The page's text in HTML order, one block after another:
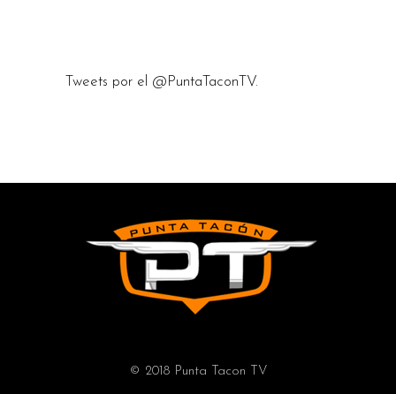
Tweets por el @PuntaTaconTV.
© 2018 Punta Tacon TV